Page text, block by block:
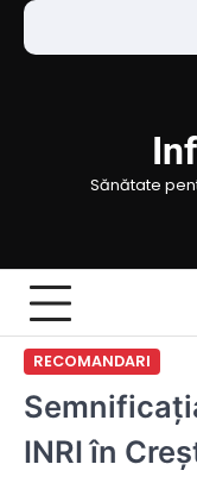
Skip
Sănătate
RECOMANDARI
INRI în